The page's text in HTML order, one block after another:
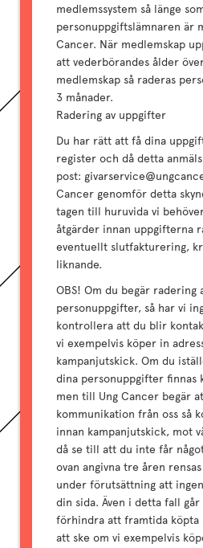
medlemssystem så länge
personuppgiftslämnaren är
Cancer. När medlemskap
att vederbörandes ålder
medlemskap så raderas
3 månader.
Radering av uppgifter
Du har rätt att få dina
register och då detta
post:
Cancer genomför detta
tagen till huruvida vi
åtgärder innan uppgifterna
eventuellt slutfakturering,
liknande.
OBS! Om du begär radering
personuppgifter, så har vi
kontrollera att du blir
vi exempelvis köper in
kampanjutskick. Om du
dina personuppgifter finnas
men till Ung Cancer begär
kommunikation från oss så
innan kampanjutskick, mot
då se till att du inte får
ovan angivna tre åren
under förutsättning att
din sida. Även i detta fall
förhindra att framtida köpta
att ske om vi exempelvis